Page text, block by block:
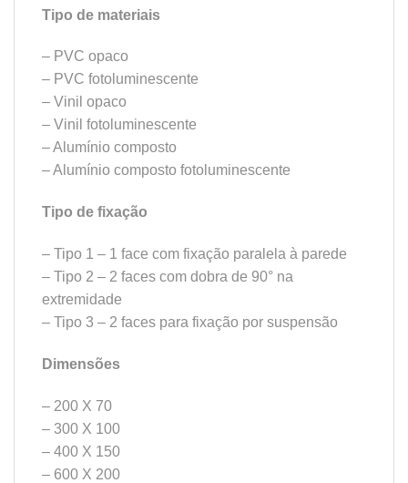
Tipo de materiais
– PVC opaco
– PVC fotoluminescente
– Vinil opaco
– Vinil fotoluminescente
– Alumínio composto
– Alumínio composto fotoluminescente
Tipo de fixação
– Tipo 1 – 1 face com fixação paralela à parede
– Tipo 2 – 2 faces com dobra de 90° na
extremidade
– Tipo 3 – 2 faces para fixação por suspensão
Dimensões
– 200 X 70
– 300 X 100
– 400 X 150
– 600 X 200